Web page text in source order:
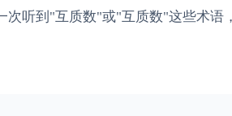
听到"互质数"或"互质数"这些术语